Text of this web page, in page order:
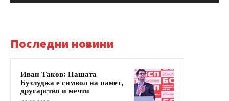
Последни новини
Иван Таков: Нашата
Бузлуджа е символ на памет,
другарство и мечти